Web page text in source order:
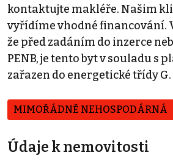
kontaktujte makléře. Našim
vyřídíme vhodné financování.
že před zadáním do inzerce
PENB, je tento byt v souladu s
zařazen do energetické třídy G.
MIMOŘÁDNĚ NEHOSPODÁRNÁ
Údaje k nemovitosti